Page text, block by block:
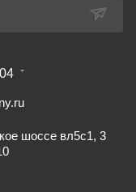
шоссе вл5с1, 3